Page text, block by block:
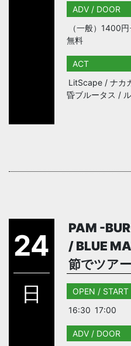
ADV / DOOR
（一般）1400
無料
ACT
LitScape / ナカ
昏ブルータス /
24
日
PAM -
/ BLUE
節でツア
OPEN / START
16:30 17:00
ADV / DOOR